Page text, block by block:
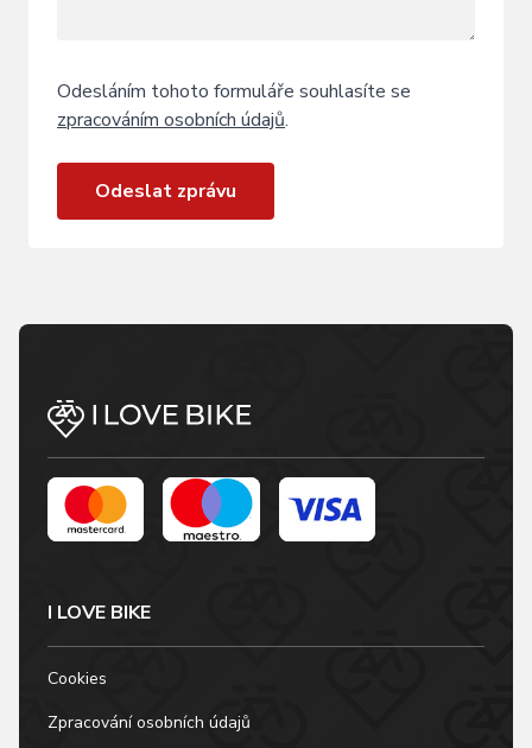
Odesláním tohoto formuláře souhlasíte se
zpracováním osobních údajů.
Odeslat zprávu
I LOVE BIKE
Cookies
Zpracování osobních údajů